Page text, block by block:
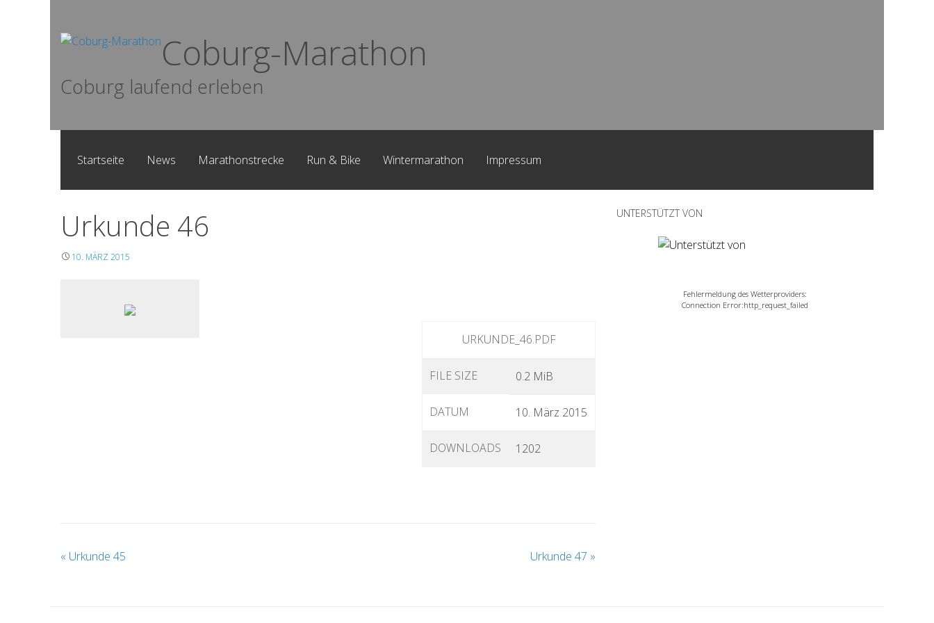
Coburg-Marathon
Coburg laufend erleben
Startseite News Marathonstrecke Run & Bike Wintermarathon Impressum
Urkunde 46
10. MÄRZ 2015
URKUNDE_46.PDF
FILE SIZE 0.2 MiB
DATUM 10. März 2015
DOWNLOADS 1202
« Urkunde 45 Urkunde 47 »
UNTERSTÜTZT VON
Fehlermeldung des Wetterproviders:
Connection Error:http_request_failed